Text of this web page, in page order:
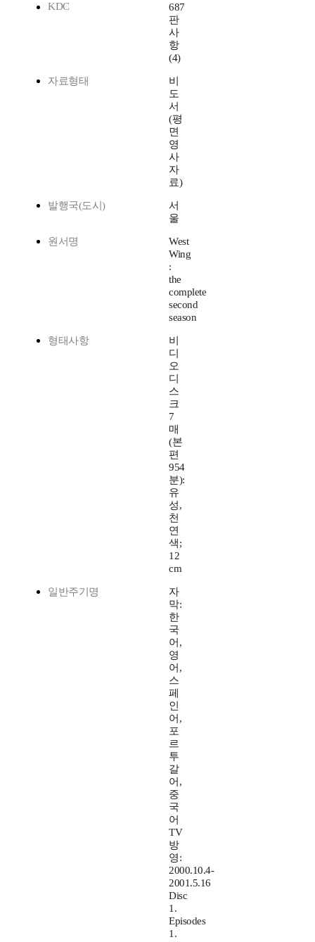
KDC
687
판
사
항
(4)
자료형태
비
도
서
(평
면
영
사
자
료)
발행국(도시)
서
울
원서명
West
Wing
:
the
complete
second
season
형태사항
비
디
오
디
스
크
7
매
(본
편
954
분):
유
성,
천
연
색;
12
cm
일반주기명
자
막:
한
국
어,
영
어,
스
페
인
어,
포
르
투
갈
어,
중
국
어
TV
방
영:
2000.10.4-
2001.5.16
Disc
1.
Episodes
1.